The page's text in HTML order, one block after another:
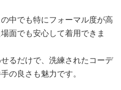
中でも特にフォーマル度が高
面でも安心して着用できま
るだけで、洗練されたコーデ
の良さも魅力です。